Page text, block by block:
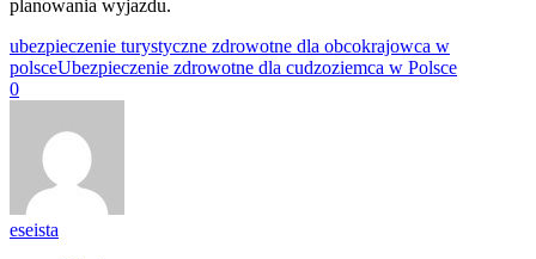
planowania wyjazdu.
ubezpieczenie turystyczne zdrowotne dla obcokrajowca w
polsceUbezpieczenie zdrowotne dla cudzoziemca w Polsce
0
eseista